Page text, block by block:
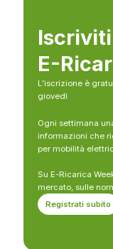
E-
L’iscrizione è
giovedì
Ogni settimana
informazioni che
per mobilità
Su E-Ricarica
mercato, sulle
Registrati subito